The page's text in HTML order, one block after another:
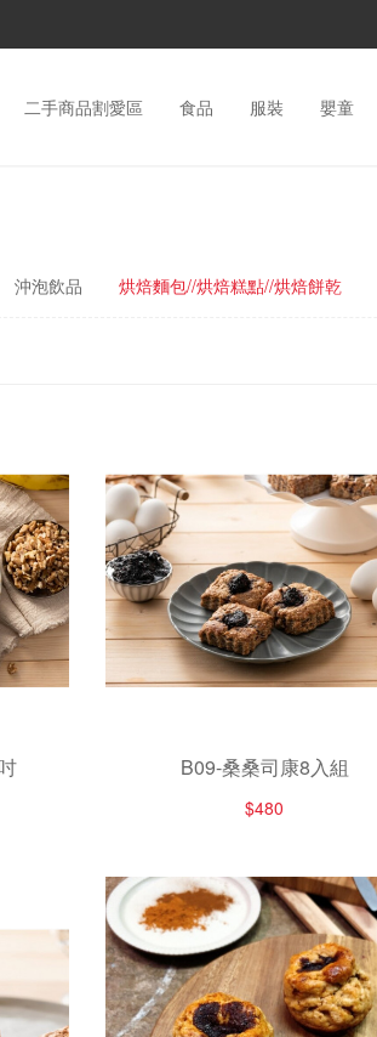
二手商品割愛區 食品 服裝 嬰童
沖泡飲品 烘焙麵包//烘焙糕點//烘焙餅乾
B09-桑桑司康8入組
$480